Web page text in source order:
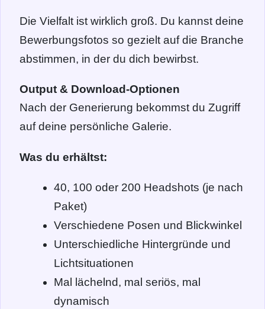
Die Vielfalt ist wirklich groß. Du kannst deine
Bewerbungsfotos so gezielt auf die Branche
abstimmen, in der du dich bewirbst.
Output & Download-Optionen
Nach der Generierung bekommst du Zugriff
auf deine persönliche Galerie.
Was du erhältst:
40, 100 oder 200 Headshots (je nach
Paket)
Verschiedene Posen und Blickwinkel
Unterschiedliche Hintergründe und
Lichtsituationen
Mal lächelnd, mal seriös, mal
dynamisch